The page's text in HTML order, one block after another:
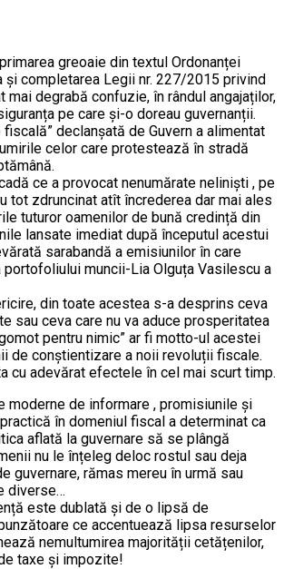
greoaie din textul Ordonanței
și completarea Legii nr. 227/2015 privind
mai degrabă confuzie, în rândul angajaților,
pe care și-o doreau guvernanții.
declanșată de Guvern a alimentat
celor care protestează în stradă
ce a provocat nenumărate neliniști , pe
tot zdruncinat atît încrederea dar mai ales
tuturor oamenilor de bună credință din
lansate imediat după începutul acestui
sarabandă a emisiunilor în care
portofoliului muncii-Lia Olguța Vasilescu a
din toate acestea s-a desprins ceva
sau ceva care nu va aduce prosperitatea
pentru nimic” ar fi motto-ul acestei
de conștientizare a noii revoluții fiscale.
cu adevărat efectele în cel mai scurt timp.
moderne de informare , promisiunile și
în domeniul fiscal a determinat ca
aflată la guvernare să se plângă
nu le înțeleg deloc rostul sau deja
guvernare, rămas mereu în urmă sau
diverse…
este dublată și de o lipsă de
ce accentuează lipsa resurselor
nemultumirea majorității cetățenilor,
taxe și impozite!